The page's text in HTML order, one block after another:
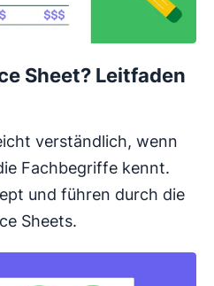
Sheet? Leitfaden
verständlich, wenn
Fachbegriffe kennt.
und führen durch die
Sheets.